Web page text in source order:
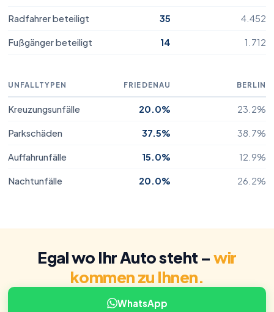
Totalschaden
Tesla
Model X
39.950 €
Radfahrer beteiligt 35 4.452
Fußgänger beteiligt 14 1.712
UNFALLTYPEN FRIEDENAU BERLIN
Kreuzungsunfälle 20.0% 23.2%
Parkschäden 37.5% 38.7%
Auffahrunfälle 15.0% 12.9%
Nachtunfälle 20.0% 26.2%
Egal wo Ihr Auto steht –wir
kommen zu Ihnen.
WhatsApp